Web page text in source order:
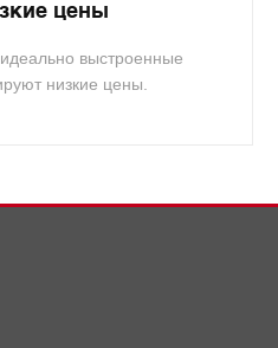
цены
выстроенные
низкие цены.